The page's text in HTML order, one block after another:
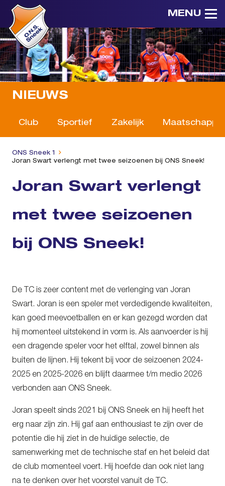
MENU
NIEUWS
Club Sportief Zakelijk
ONS Sneek 1
Joran Swart verlengt met twee seizoenen bij ONS Sneek!
Joran Swart verlengt
met twee seizoenen
bij ONS Sneek!
De TC is zeer content met de verlenging van Joran
Swart. Joran is een speler met verdedigende kwaliteiten,
kan goed meevoetballen en er kan gezegd worden dat
hij momenteel uitstekend in vorm is. Als aanvoerder is hij
een dragende speler voor het elftal, zowel binnen als
buiten de lijnen. Hij tekent bij voor de seizoenen 2024-
2025 en 2025-2026 en blijft daarmee t/m medio 2026
verbonden aan ONS Sneek.
Joran speelt sinds 2021 bij ONS Sneek en hij heeft het
erg naar zijn zin. Hij gaf aan enthousiast te zijn over de
potentie die hij ziet in de huidige selectie, de
samenwerking met de technische staf en het beleid dat
de club momenteel voert. Hij hoefde dan ook niet lang
na te denken over het voorstel vanuit de TC.